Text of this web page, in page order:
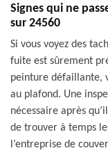
Signes qui ne
sur 24560
Si vous voyez des
fuite est sûrement
peinture défaillante,
au plafond. Une
nécessaire après
de trouver à temps
l’entreprise de